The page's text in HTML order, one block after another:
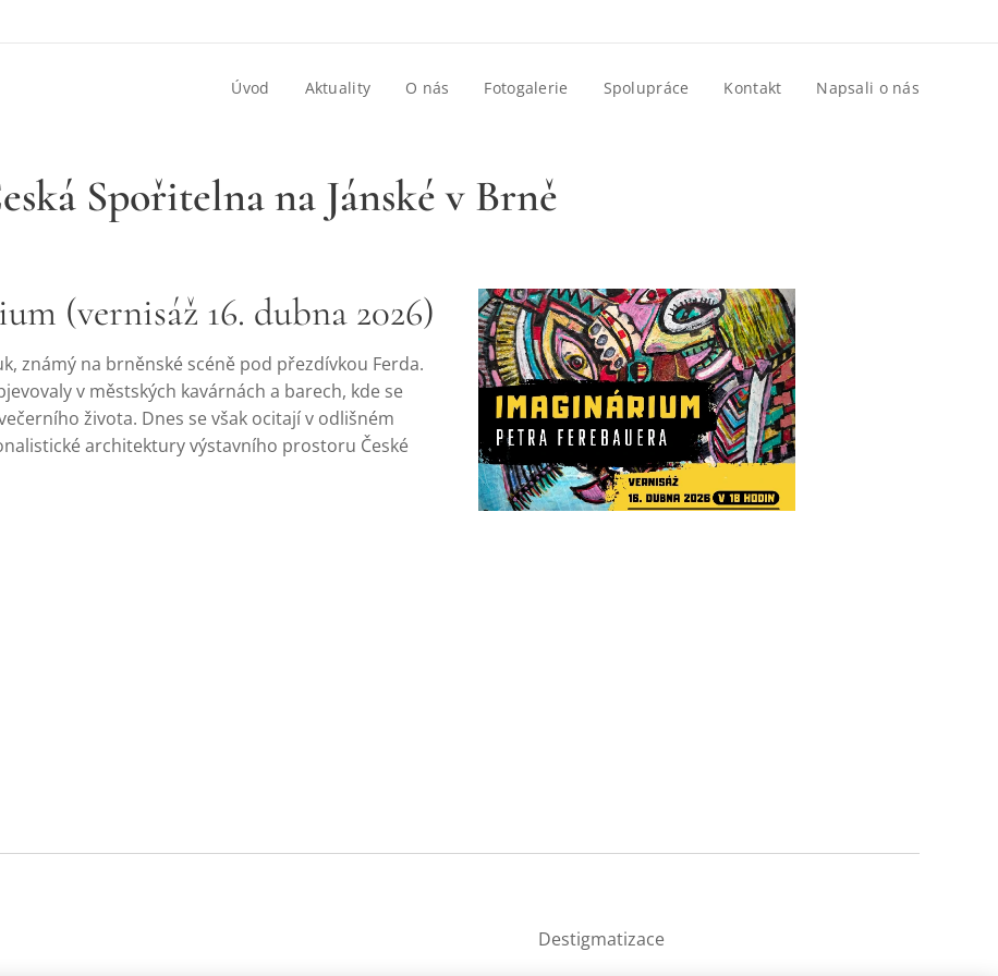
Úvod Aktuality O nás Fotogalerie Spolupráce Kontakt Napsali o nás
Spořitelna na Jánské v Brně
(vernisáž 16. dubna 2026)
známý na brněnské scéně pod přezdívkou Ferda.
v městských kavárnách a barech, kde se
života. Dnes se však ocitají v odlišném
architektury výstavního prostoru České
Destigmatizace